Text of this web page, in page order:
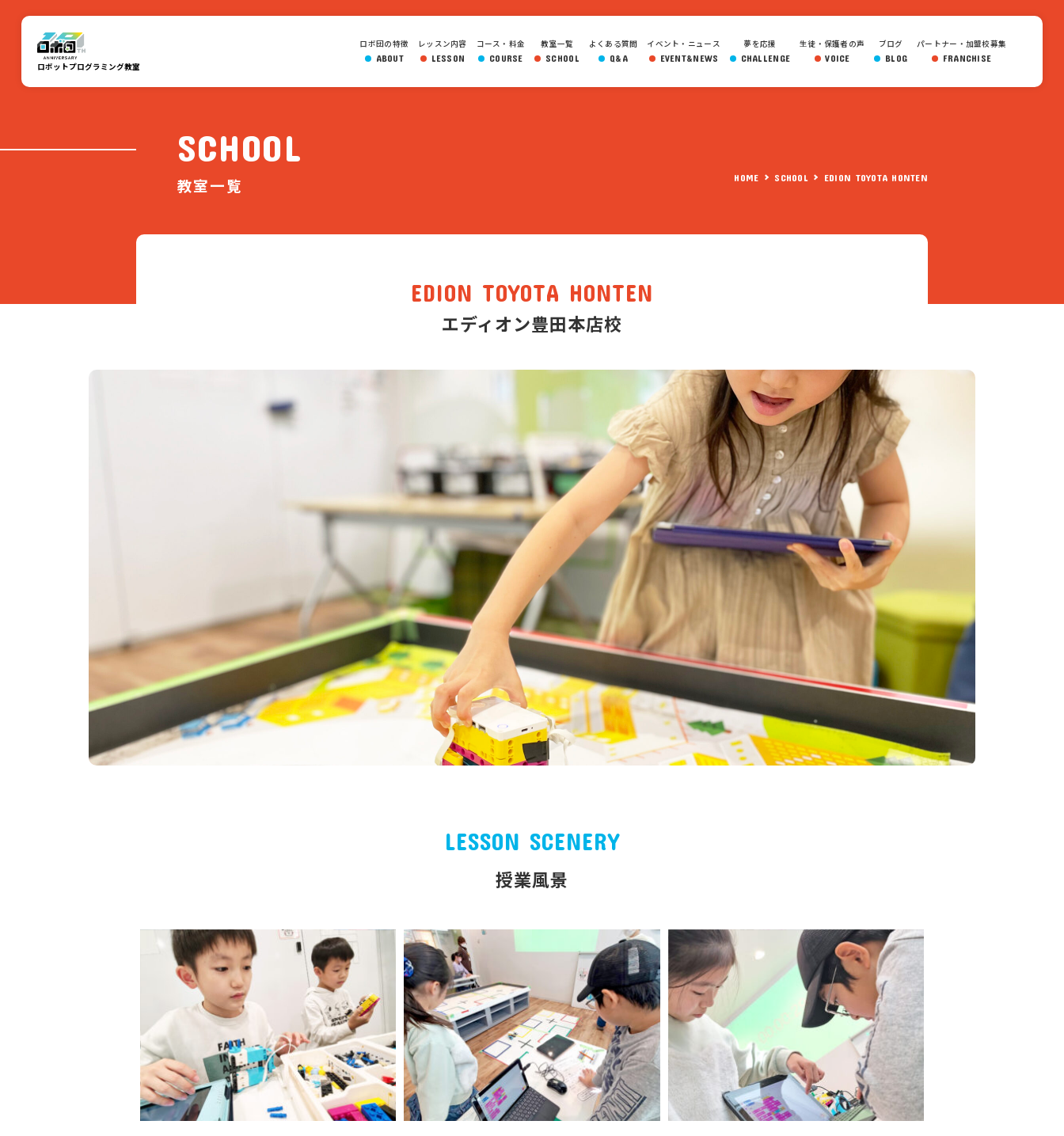
ロボットプログラミング教室
ロボ団の特徴
ABOUT
レッスン内容
LESSON
コース・料金
COURSE
教室一覧
SCHOOL
よくある質問
Q&A
イベント・ニュース
EVENT&NEWS
夢を応援
CHALLENGE
生徒・保護者の声
VOICE
ブログ
BLOG
パートナー・加盟校募集
FRANCHISE
SCHOOL
教室一覧 HOME SCHOOL EDION TOYOTA HONTEN
EDION TOYOTA HONTEN
エディオン豊田本店校
LESSON SCENERY
授業風景